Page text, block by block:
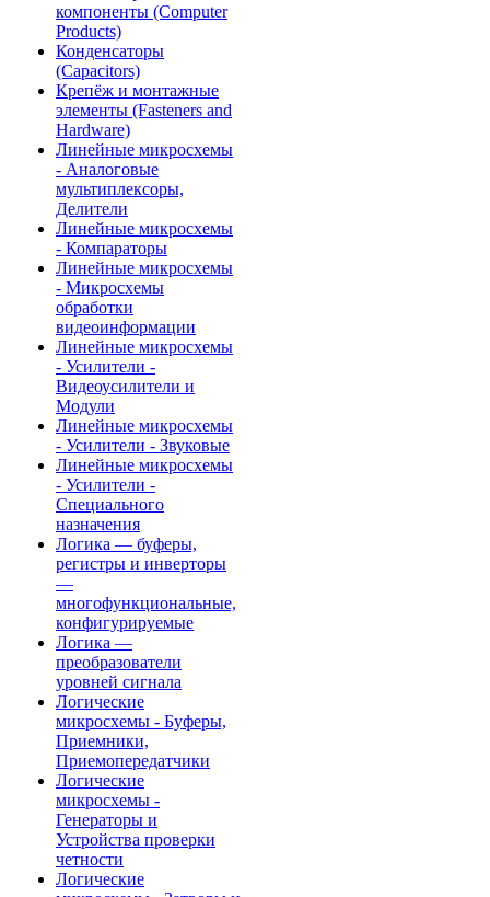
компоненты (Computer
Products)
Конденсаторы
(Capacitors)
Крепёж и монтажные
элементы (Fasteners and
Hardware)
Линейные микросхемы
- Аналоговые
мультиплексоры,
Делители
Линейные микросхемы
- Компараторы
Линейные микросхемы
- Микросхемы
обработки
видеоинформации
Линейные микросхемы
- Усилители -
Видеоусилители и
Модули
Линейные микросхемы
- Усилители - Звуковые
Линейные микросхемы
- Усилители -
Специального
назначения
Логика — буферы,
регистры и инверторы
—
многофункциональные,
конфигурируемые
Логика —
преобразователи
уровней сигнала
Логические
микросхемы - Буферы,
Приемники,
Приемопередатчики
Логические
микросхемы -
Генераторы и
Устройства проверки
четности
Логические